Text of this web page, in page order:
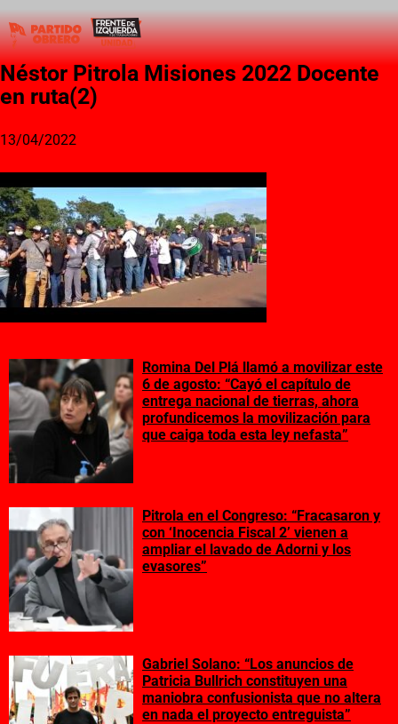
Néstor Pitrola Misiones 2022 Docente
en ruta(2)
13/04/2022
Romina Del Plá llamó a movilizar este
6 de agosto: “Cayó el capítulo de
entrega nacional de tierras, ahora
profundicemos la movilización para
que caiga toda esta ley nefasta”
Pitrola en el Congreso: “Fracasaron y
con ‘Inocencia Fiscal 2’ vienen a
ampliar el lavado de Adorni y los
evasores”
Gabriel Solano: “Los anuncios de
Patricia Bullrich constituyen una
maniobra confusionista que no altera
en nada el proyecto entreguista”